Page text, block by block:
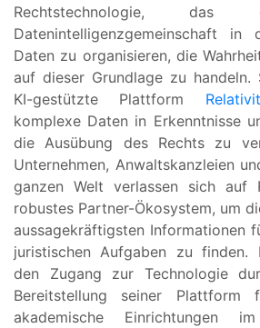
Rechtstechnologie, das
Datenintelligenzgemeinschaft
Daten zu organisieren, die
auf dieser Grundlage zu handeln.
KI-gestützte Plattform
komplexe Daten in Erkenntnisse
die Ausübung des Rechts zu
Unternehmen, Anwaltskanzleien
ganzen Welt verlassen sich auf
robustes Partner-Ökosystem, um
aussagekräftigsten Informationen
juristischen Aufgaben zu finden.
den Zugang zur Technologie
Bereitstellung seiner
akademische Einrichtungen